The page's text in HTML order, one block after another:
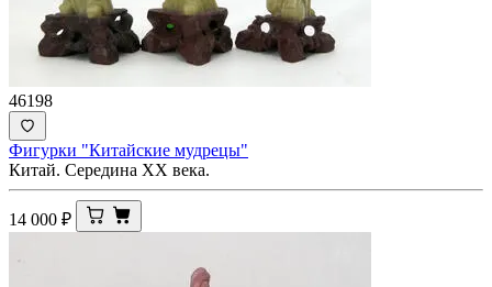
46198
Фигурки "Китайские мудрецы"
Китай. Середина ХХ века.
14 000 ₽